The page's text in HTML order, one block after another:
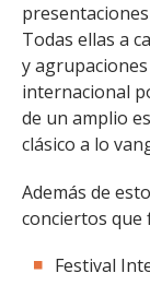
Todas ellas a
y
internacional
de un amplio
clásico a lo
Además de
conciertos que
Festival